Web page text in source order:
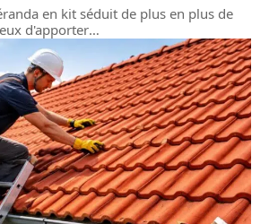
en kit séduit de plus en plus de
d'apporter…